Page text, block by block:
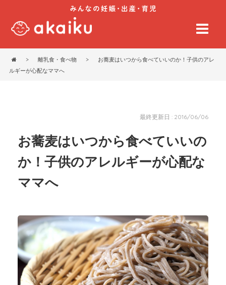
> 離乳食・食べ物 >
お蕎麦はいつから食べていいのか！子供のアレ
ルギーが心配なママへ
最終更新日 : 2016/06/06
お蕎麦はいつから食べていいの
か！子供のアレルギーが心配な
ママへ